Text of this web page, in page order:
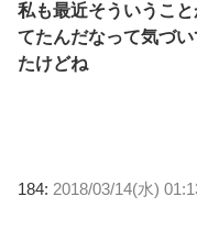
私も最近そういうこ
てたんだなって気づ
たけどね
184: 2018/03/14(水)